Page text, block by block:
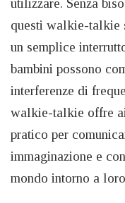
utilizzare. Senza
questi walkie-talkie
un semplice
bambini possono
interferenze di
walkie-talkie offre
pratico per
immaginazione e
mondo intorno a